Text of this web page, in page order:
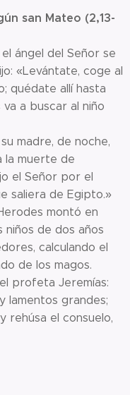
san Mateo (2,13-
ángel del Señor se
«Levántate, coge al
quédate allí hasta
a buscar al niño
madre, de noche,
la muerte de
el Señor por el
saliera de Egipto.»
montó en
de dos años
calculando el
de los magos.
profeta Jeremías:
lamentos grandes;
rehúsa el consuelo,